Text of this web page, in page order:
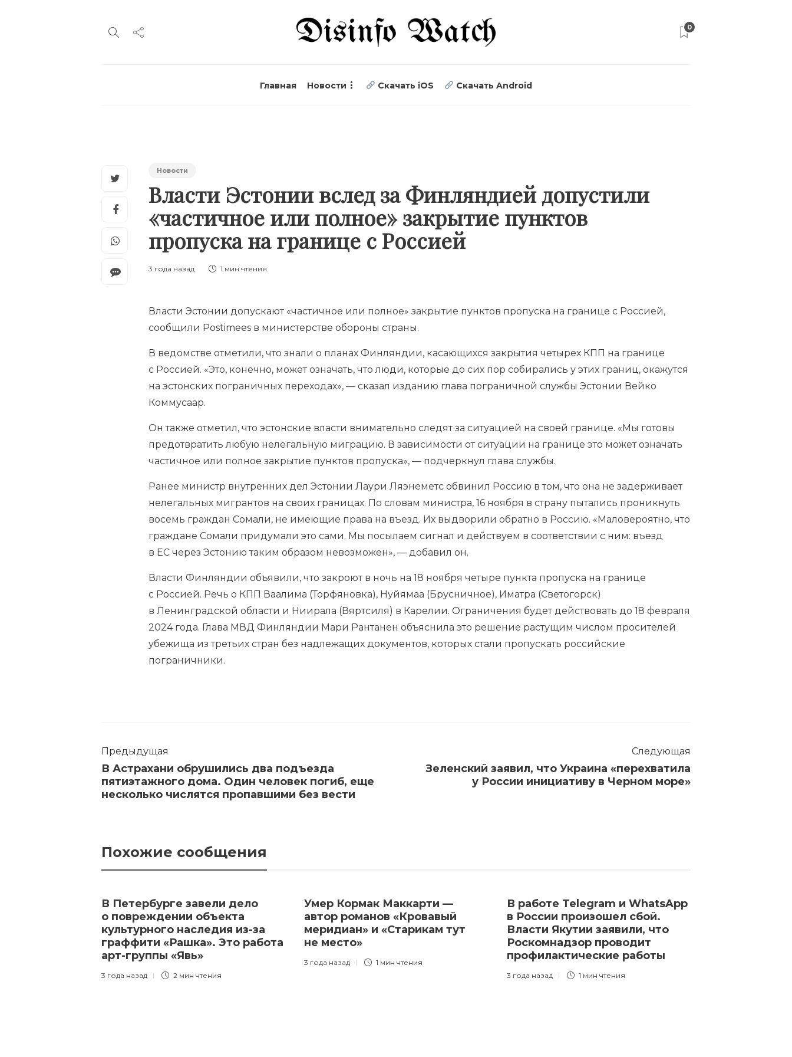
0
Главная Новости Скачать iOS Скачать Android
Новости
Власти Эстонии вслед за Финляндией допустили
«частичное или полное» закрытие пунктов
пропуска на границе с Россией
3 года назад 1 мин чтения
Власти Эстонии допускают «частичное или полное» закрытие пунктов пропуска на границе с Россией,
сообщили Postimees в министерстве обороны страны.
В ведомстве отметили, что знали о планах Финляндии, касающихся закрытия четырех КПП на границе
с Россией. «Это, конечно, может означать, что люди, которые до сих пор собирались у этих границ, окажутся
на эстонских пограничных переходах», — сказал изданию глава пограничной службы Эстонии Вейко
Коммусаар.
Он также отметил, что эстонские власти внимательно следят за ситуацией на своей границе. «Мы готовы
предотвратить любую нелегальную миграцию. В зависимости от ситуации на границе это может означать
частичное или полное закрытие пунктов пропуска», — подчеркнул глава службы.
Ранее министр внутренних дел Эстонии Лаури Ляэнеметс обвинил Россию в том, что она не задерживает
нелегальных мигрантов на своих границах. По словам министра, 16 ноября в страну пытались проникнуть
восемь граждан Сомали, не имеющие права на въезд. Их выдворили обратно в Россию. «Маловероятно, что
граждане Сомали придумали это сами. Мы посылаем сигнал и действуем в соответствии с ним: въезд
в ЕС через Эстонию таким образом невозможен», — добавил он.
Власти Финляндии объявили, что закроют в ночь на 18 ноября четыре пункта пропуска на границе
с Россией. Речь о КПП Ваалима (Торфяновка), Нуйямаа (Брусничное), Иматра (Светогорск)
в Ленинградской области и Ниирала (Вяртсиля) в Карелии. Ограничения будет действовать до 18 февраля
2024 года. Глава МВД Финляндии Мари Рантанен объяснила это решение растущим числом просителей
убежища из третьих стран без надлежащих документов, которых стали пропускать российские
пограничники.
Предыдущая
В Астрахани обрушились два подъезда
пятиэтажного дома. Один человек погиб, еще
несколько числятся пропавшими без вести
Следующая
Зеленский заявил, что Украина «перехватила
у России инициативу в Черном море»
Похожие сообщения
В Петербурге завели дело
о повреждении объекта
культурного наследия из-за
граффити «Рашка». Это работа
арт-группы «Явь»
3 года назад 2 мин чтения
Умер Кормак Маккарти —
автор романов «Кровавый
меридиан» и «Старикам тут
не место»
3 года назад 1 мин чтения
В работе Telegram и WhatsApp
в России произошел сбой.
Власти Якутии заявили, что
Роскомнадзор проводит
профилактические работы
3 года назад 1 мин чтения